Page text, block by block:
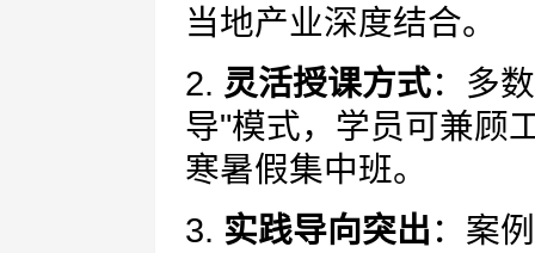
当地产业深度结合。
2. 灵活授课方式：多
导"模式，学员可兼顾
寒暑假集中班。
3. 实践导向突出 ：案